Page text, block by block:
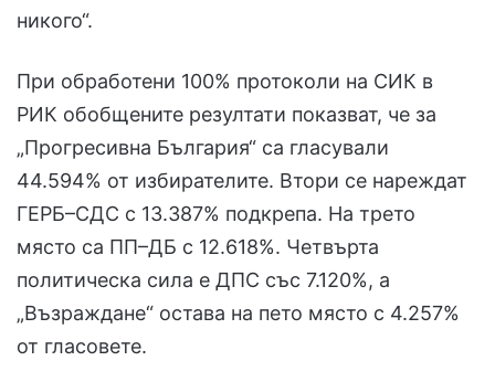
никого“.
При обработени 100% протоколи на СИК в
РИК обобщените резултати показват, че за
„Прогресивна България“ са гласували
44.594% от избирателите. Втори се нареждат
ГЕРБ–СДС с 13.387% подкрепа. На трето
място са ПП–ДБ с 12.618%. Четвърта
политическа сила е ДПС със 7.120%, а
„Възраждане“ остава на пето място с 4.257%
от гласовете.